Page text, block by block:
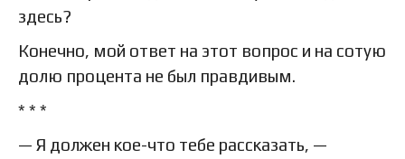
здесь?
Конечно, мой ответ на этот вопрос и на сотую
долю процента не был правдивым.
* * *
— Я должен кое-что тебе рассказать, —